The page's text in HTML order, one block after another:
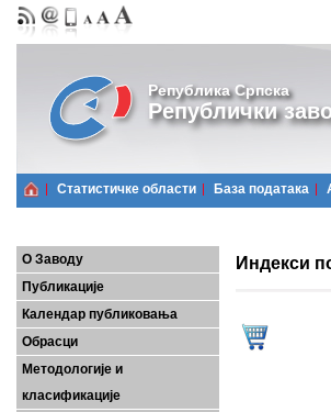
Република Српска
Републички
Статистичке области Базa података
О Заводу
Публикације
Календар публиковања
Обрасци
Методологије и
класификације
Индекси